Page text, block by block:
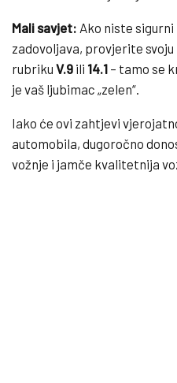
Mali savjet: Ako niste
zadovoljava, provjerite
rubriku V.9 ili 14.1 – tamo se
je vaš ljubimac „zelen“.
Iako će ovi zahtjevi
automobila, dugoročno
vožnje i jamče kvalitetnija